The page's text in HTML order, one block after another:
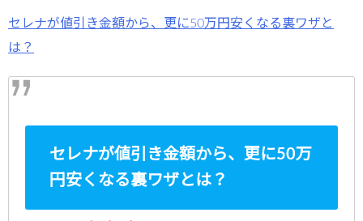
セレナが値引き金額から、更に50万円安くなる裏ワザと
は？
セレナが値引き金額から、更に50万
円安くなる裏ワザとは？